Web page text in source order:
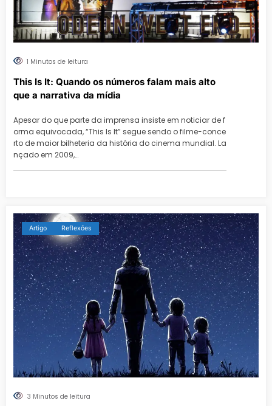
1 Minutos de leitura
This Is It: Quando os números falam mais alto
que a narrativa da mídia
Apesar do que parte da imprensa insiste em noticiar de f
orma equivocada, “This Is It” segue sendo o filme-conce
rto de maior bilheteria da história do cinema mundial. La
nçado em 2009,…
Artigo Reflexões
3 Minutos de leitura